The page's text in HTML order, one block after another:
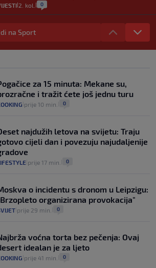
2. kol. 0
Izračunali smo koliko košta putovanje
na Hvar iz Zagreba, a
2. kol. 14
zdravstvenu iskaznicu". Kakva su prava
izvan mjesta prebivališta?
1. kol.
na Sport
za 15 minuta: Mekane su,
i tražit ćete još jednu turu
prije 10 min. 0
najdužih letova na svijetu: Traju
cijeli dan i povezuju najudaljenije
prije 17 min. 0
o incidentu s dronom u Leipzigu:
organizirana provokacija"
prije 29 min. 0
voćna torta bez pečenja: Ovaj
idealan je za ljeto
prije 41 min. 0